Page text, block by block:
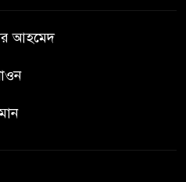
জামাত নেতার কর্মীরা যোগ
আহমেদ